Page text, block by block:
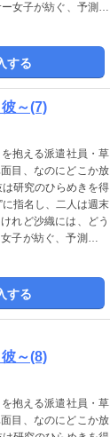
女子が紡ぐ、予測不
する
～(7)
抱える派遣社員・草
目、なのにどこか放
研究のひらめきを得
指名し、二人は週末
れど沙織には、どう
子が紡ぐ、予測不能
する
～(8)
抱える派遣社員・草
目、なのにどこか放